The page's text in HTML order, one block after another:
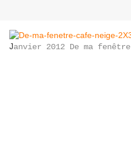
Janvier 2012 De ma fenêtre